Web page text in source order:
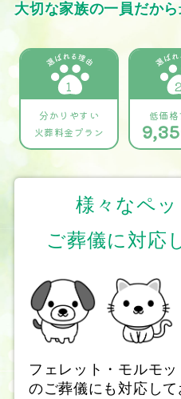
大切な家族の一員だか
1
分かりやすい
火葬料金プラン
2
低価
様々なペ
ご葬儀に対応
フェレット・モルモ
のご葬儀にも対応して